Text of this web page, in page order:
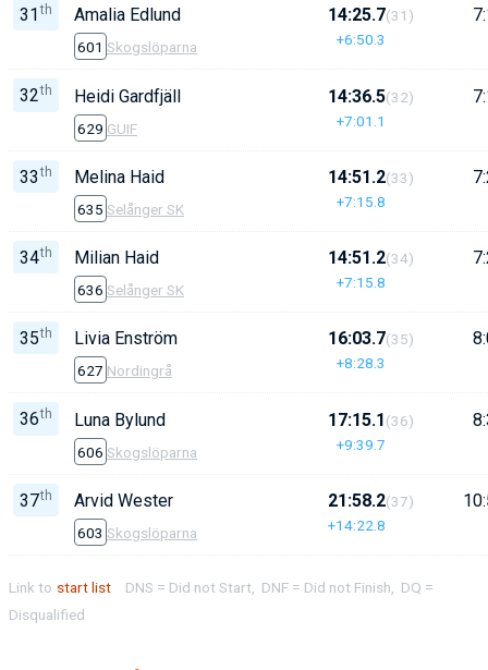
31 th Amalia Edlund
601 Skogslöparna
14:25.7
+6:50.3
(31)
32th Heidi Gardfjäll
629 GUIF
14:36.5
+7:01.1
(32)
33 th Melina Haid
635 Selånger SK
14:51.2
+7:15.8
(33)
34th Milian Haid
636 Selånger SK
14:51.2
+7:15.8
(34)
35th Livia Enström
627 Nordingrå
16:03.7
+8:28.3
(35)
36th Luna Bylund
606 Skogslöparna
17:15.1
+9:39.7
(36)
37th Arvid Wester
603 Skogslöparna
21:58.2
+14:22.8
(37)
Link to start list
DNS = Did not Start, DNF = Did not Finish, DQ =
Disqualified